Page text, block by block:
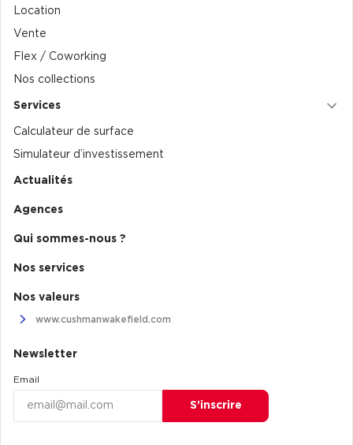
Collections de Logistique
Logistique urbaine
Entrepôts Messagerie
Entrepôts logistique classe A
Entrepôts XXL
Achat de Commerces à Nîmes
Achat de Commerces à Toulouse
Location
Vente
Flex / Coworking
Nos collections
Services
Calculateur de surface
Simulateur d’investissement
Actualités
Agences
Qui sommes-nous ?
Nos services
Nos valeurs
www.cushmanwakefield.com
Newsletter
Email
S’inscrire